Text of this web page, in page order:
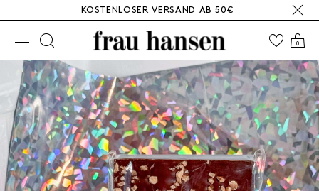
KOSTENLOSER VERSAND AB 50€
0
☰